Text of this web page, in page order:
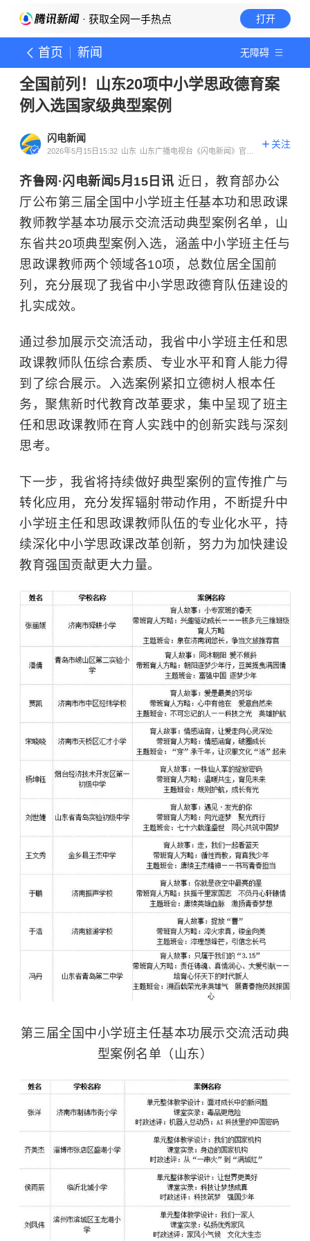
· 获取全网一手热点 打开
首页 新闻 无障碍
全国前列！山东20项中小学思政德育案
例入选国家级典型案例
闪电新闻
2026年5月15日15:32 山东 山东广播电视台《闪电新闻》官方
关注
齐鲁网·闪电新闻5月15日讯 近日，教育部办公
厅公布第三届全国中小学班主任基本功和思政课
教师教学基本功展示交流活动典型案例名单，山
东省共20项典型案例入选，涵盖中小学班主任与
思政课教师两个领域各10项，总数位居全国前
列，充分展现了我省中小学思政德育队伍建设的
扎实成效。
通过参加展示交流活动，我省中小学班主任和思
政课教师队伍综合素质、专业水平和育人能力得
到了综合展示。入选案例紧扣立德树人根本任
务，聚焦新时代教育改革要求，集中呈现了班主
任和思政课教师在育人实践中的创新实践与深刻
思考。
下一步，我省将持续做好典型案例的宣传推广与
转化应用，充分发挥辐射带动作用，不断提升中
小学班主任和思政课教师队伍的专业化水平，持
续深化中小学思政课改革创新，努力为加快建设
教育强国贡献更大力量。
第三届全国中小学班主任基本功展示交流活动典
型案例名单（山东）